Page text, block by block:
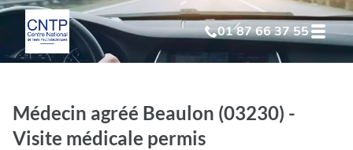
01 87 66 37 55
Test Psychotechnique suite à annulation
Médecin agréé Beaulon (03230) -
Visite médicale permis